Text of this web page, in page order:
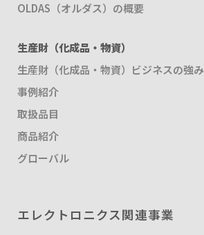
OLDAS（オルダス）の概要
生産財（化成品・物資）
生産財（化成品・物資）ビジネスの強み
事例紹介
取扱品目
商品紹介
グローバル
エレクトロニクス関連事業